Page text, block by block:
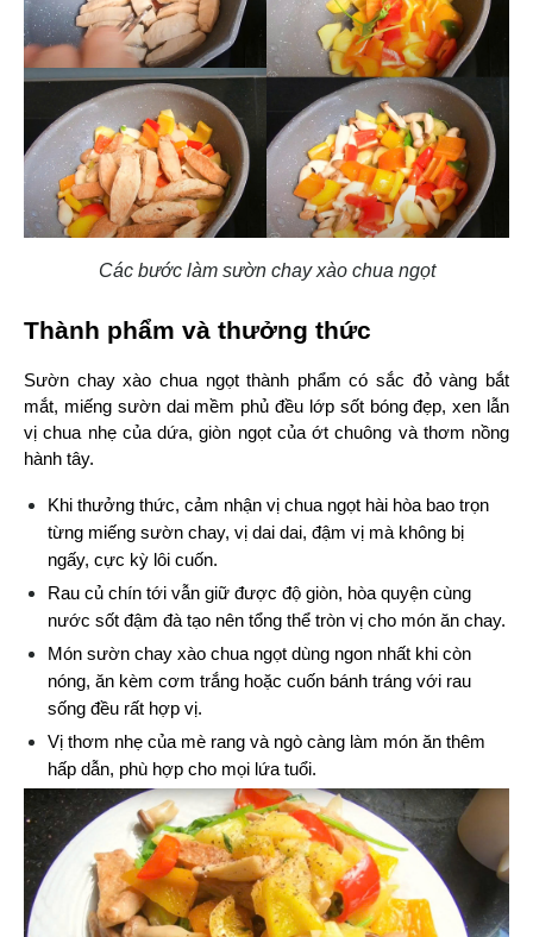
Các bước làm sườn chay xào chua ngọt
Thành phẩm và thưởng thức
Sườn chay xào chua ngọt thành phẩm có sắc đỏ vàng bắt
mắt, miếng sườn dai mềm phủ đều lớp sốt bóng đẹp, xen lẫn
vị chua nhẹ của dứa, giòn ngọt của ớt chuông và thơm nồng
hành tây.
Khi thưởng thức, cảm nhận vị chua ngọt hài hòa bao trọn
từng miếng sườn chay, vị dai dai, đậm vị mà không bị
ngấy, cực kỳ lôi cuốn.
Rau củ chín tới vẫn giữ được độ giòn, hòa quyện cùng
nước sốt đậm đà tạo nên tổng thể tròn vị cho món ăn chay.
Món sườn chay xào chua ngọt dùng ngon nhất khi còn
nóng, ăn kèm cơm trắng hoặc cuốn bánh tráng với rau
sống đều rất hợp vị.
Vị thơm nhẹ của mè rang và ngò càng làm món ăn thêm
hấp dẫn, phù hợp cho mọi lứa tuổi.